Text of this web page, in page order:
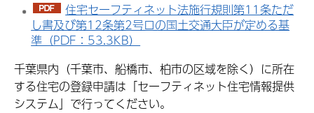
住宅セーフティネット法施行規則第11条ただ
し書及び第12条第2号ロの国土交通大臣が定める基
準（PDF：53.3KB）
千葉県内（千葉市、船橋市、柏市の区域を除く）に所在
する住宅の登録申請は「セーフティネット住宅情報提供
システム」で行ってください。